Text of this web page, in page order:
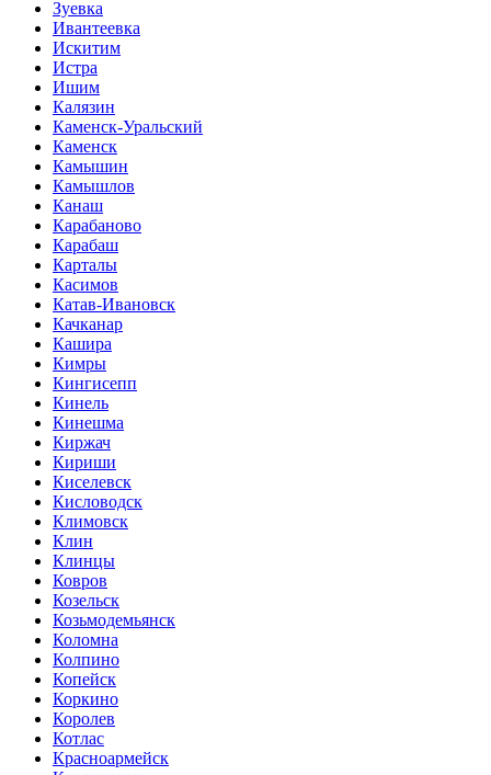
Зуевка
Ивантеевка
Искитим
Истра
Ишим
Калязин
Каменск-Уральский
Каменск
Камышин
Камышлов
Канаш
Карабаново
Карабаш
Карталы
Касимов
Катав-Ивановск
Качканар
Кашира
Кимры
Кингисепп
Кинель
Кинешма
Киржач
Кириши
Киселевск
Кисловодск
Климовск
Клин
Клинцы
Ковров
Козельск
Козьмодемьянск
Коломна
Колпино
Копейск
Коркино
Королев
Котлас
Красноармейск